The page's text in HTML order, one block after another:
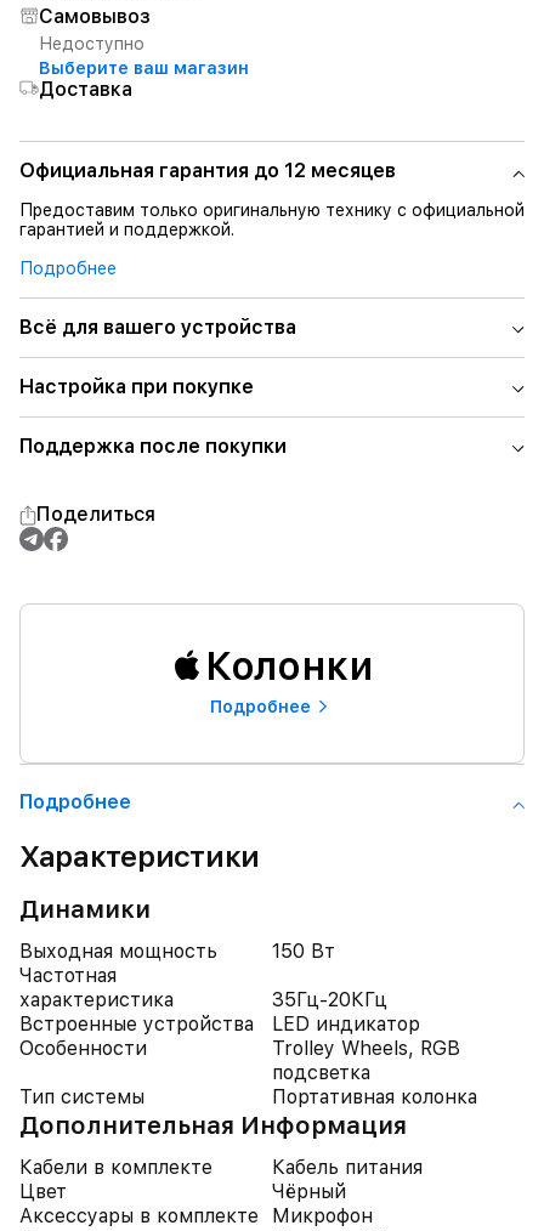
Самовывоз
Недоступно
Выберите ваш магазин
Доставка
Официальная гарантия до 12 месяцев
Предоставим только оригинальную технику с официальной
гарантией и поддержкой.
Подробнее
Всё для вашего устройства
Настройка при покупке
Поддержка после покупки
Поделиться
Колонки
Подробнее
Подробнее
Характеристики
Динамики
Выходная мощность
150 Вт
Частотная
характеристика
35Гц-20КГц
Встроенные устройства
LED индикатор
Особенности
Trolley Wheels, RGB
подсветка
Тип системы
Портативная колонка
Дополнительная Информация
Кабели в комплекте
Кабель питания
Цвет
Чёрный
Аксессуары в комплекте
Микрофон